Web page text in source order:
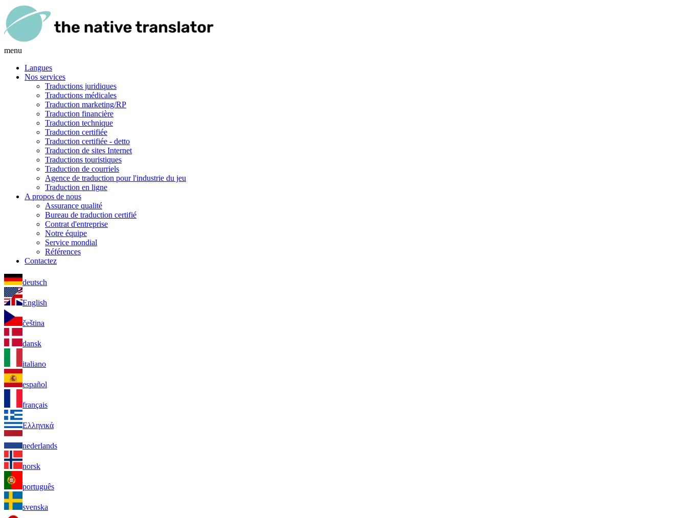
menu
Langues
Nos services
Traductions juridiques
Traductions médicales
Traduction marketing/RP
Traduction financière
Traduction technique
Traduction certifiée
Traduction certifiée - detto
Traduction de sites Internet
Traductions touristiques
Traduction de courriels
Agence de traduction pour l'industrie du jeu
Traduction en ligne
A propos de nous
Assurance qualité
Bureau de traduction certifié
Contrat d'entreprise
Notre équipe
Service mondial
Références
Contactez
deutsch
English
čeština
dansk
italiano
español
français
Ελληνικά
nederlands
norsk
português
svenska